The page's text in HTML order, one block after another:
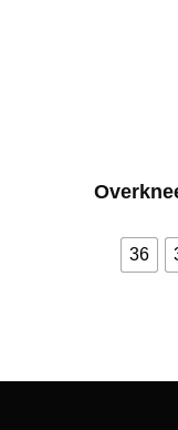
36